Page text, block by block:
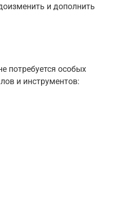
и дополнить
потребуется особых
и инструментов: